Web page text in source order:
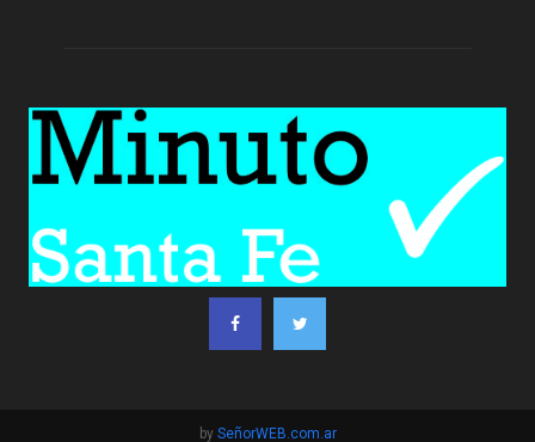
by SeñorWEB.com.ar